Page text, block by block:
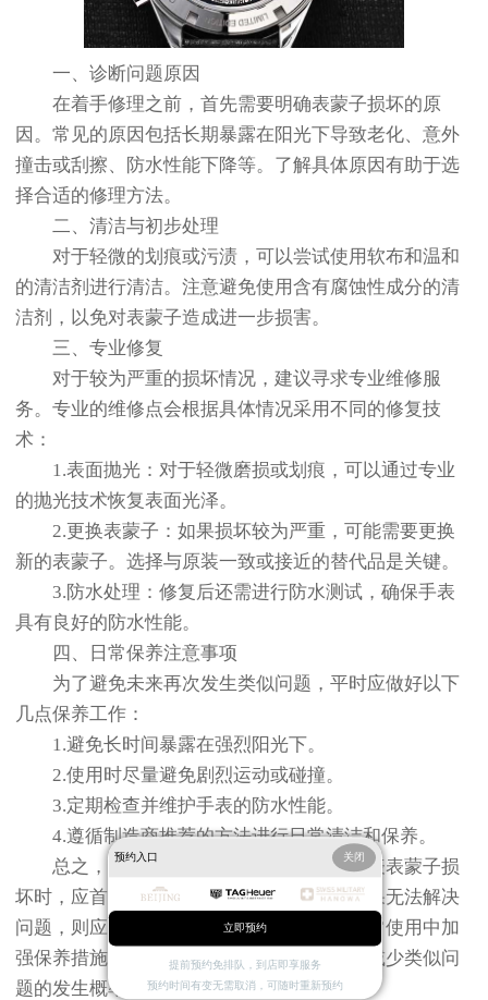
一、诊断问题原因
在着手修理之前，首先需要明确表蒙子损坏的原
因。常见的原因包括长期暴露在阳光下导致老化、意外
撞击或刮擦、防水性能下降等。了解具体原因有助于选
择合适的修理方法。
二、清洁与初步处理
对于轻微的划痕或污渍，可以尝试使用软布和温和
的清洁剂进行清洁。注意避免使用含有腐蚀性成分的清
洁剂，以免对表蒙子造成进一步损害。
三、专业修复
对于较为严重的损坏情况，建议寻求专业维修服
务。专业的维修点会根据具体情况采用不同的修复技
术：
1.表面抛光：对于轻微磨损或划痕，可以通过专业
的抛光技术恢复表面光泽。
2.更换表蒙子：如果损坏较为严重，可能需要更换
新的表蒙子。选择与原装一致或接近的替代品是关键。
3.防水处理：修复后还需进行防水测试，确保手表
具有良好的防水性能。
四、日常保养注意事项
为了避免未来再次发生类似问题，平时应做好以下
几点保养工作：
1.避免长时间暴露在强烈阳光下。
2.使用时尽量避免剧烈运动或碰撞。
3.定期检查并维护手表的防水性能。
4.遵循制造商推荐的方法进行日常清洁和保养。
总之，在遇到泰格豪雅或其他品牌的手表表蒙子损
坏时，应首先尝试简单的自我修复方法；如果无法解决
问题，则应及时寻求专业帮助。同时，在日常使用中加
强保养措施可以有效延长手表使用寿命，并减少类似问
题的发生概率。
预约入口 关闭
立即预约
提前预约免排队，到店即享服务
预约时间有变无需取消，可随时重新预约